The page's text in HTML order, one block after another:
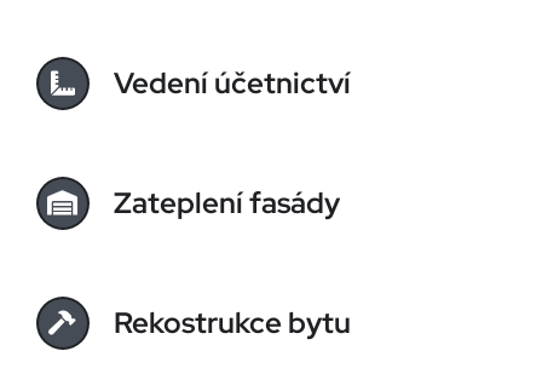
Vedení účetnictví
Zateplení fasády
Rekostrukce bytu